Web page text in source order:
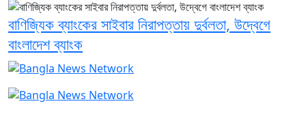
বাণিজ্যিক ব্যাংকের সাইবার নিরাপত্তায় দুর্বলতা, উদ্বেগে
বাংলাদেশ ব্যাংক